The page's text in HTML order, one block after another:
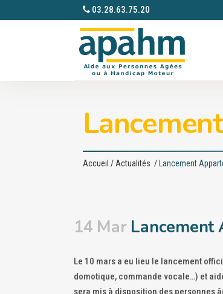
03.28.63.75.20
Accueil / Actualités / Lancement
14 MarLancement
Le 10 mars a eu lieu le lancement
domotique, commande vocale…) et
sera mis à disposition des personnes